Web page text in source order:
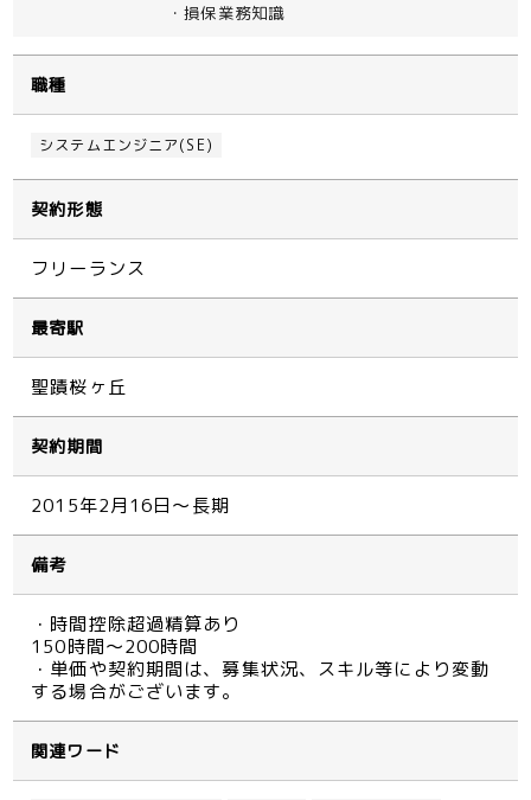
・損保業務知識
職種
システムエンジニア(SE)
契約形態
フリーランス
最寄駅
聖蹟桜ヶ丘
契約期間
2015年2月16日～長期
備考
・時間控除超過精算あり
150時間～200時間
・単価や契約期間は、募集状況、スキル等により変動
する場合がございます。
関連ワード